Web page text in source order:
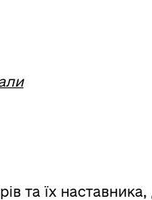
та їх